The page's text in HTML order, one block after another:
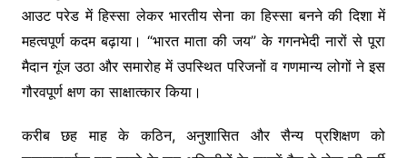
आउट परेड में हिस्सा लेकर भारतीय सेना का हिस्सा बनने की दिशा में
महत्वपूर्ण कदम बढ़ाया। “भारत माता की जय” के गगनभेदी नारों से पूरा
मैदान गूंज उठा और समारोह में उपस्थित परिजनों व गणमान्य लोगों ने इस
गौरवपूर्ण क्षण का साक्षात्कार किया।
करीब छह माह के कठिन, अनुशासित और सैन्य प्रशिक्षण को